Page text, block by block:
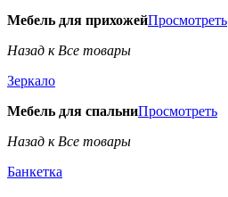
Мебель для прихожейПросмотреть
Назад к Все товары
Зеркало
Мебель для спальниПросмотреть
Назад к Все товары
Банкетка